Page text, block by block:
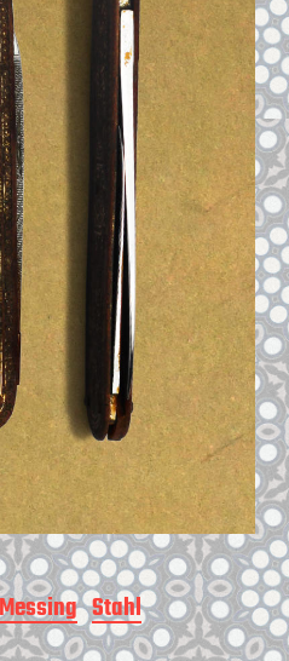
Messing Stahl